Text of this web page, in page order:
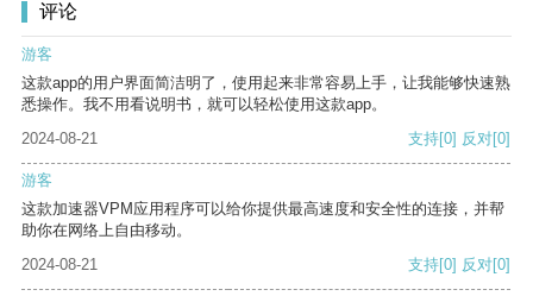
评论
游客
这款app的用户界面简洁明了，使用起来非常容易上手，让我能够快速熟
悉操作。我不用看说明书，就可以轻松使用这款app。
2024-08-21
支持[0] 反对[0]
游客
这款加速器VPM应用程序可以给你提供最高速度和安全性的连接，并帮
助你在网络上自由移动。
2024-08-21
支持[0] 反对[0]